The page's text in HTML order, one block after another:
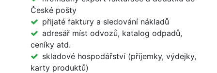
České pošty
přijaté faktury a sledování nákladů
adresář míst odvozů, katalog odpadů,
ceníky atd.
skladové hospodářství (příjemky, výdejky,
karty produktů)